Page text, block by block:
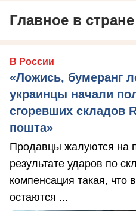
Главное в стране
В России
«Ложись, бумеранг
украинцы начали
сгоревших складов
пошта»
Продавцы жалуются на
результате ударов по
компенсация такая, что
остаются ...